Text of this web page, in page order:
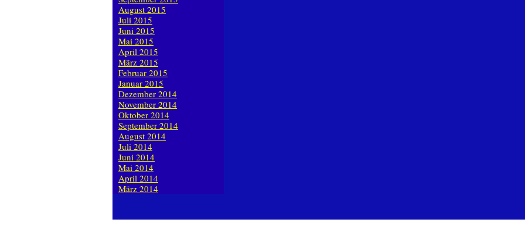
August 2015
Juli 2015
Juni 2015
Mai 2015
April 2015
März 2015
Februar 2015
Januar 2015
Dezember 2014
November 2014
Oktober 2014
September 2014
August 2014
Juli 2014
Juni 2014
Mai 2014
April 2014
März 2014